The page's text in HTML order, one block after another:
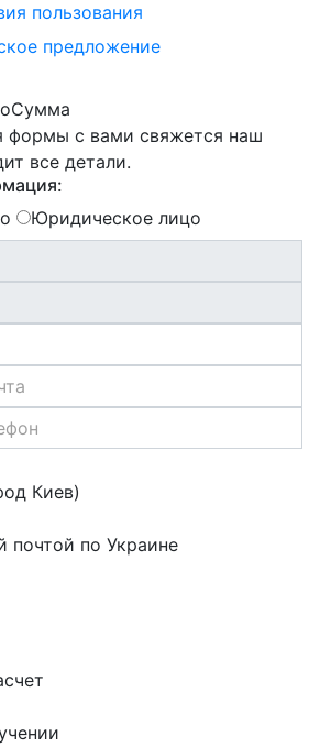
пользования
предложение
Сумма
формы с вами свяжется наш
все детали.
Юридическое лицо
Киев)
почтой по Украине